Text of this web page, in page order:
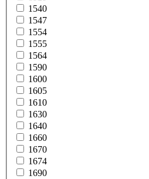
1540
1547
1554
1555
1564
1590
1600
1605
1610
1630
1640
1660
1670
1674
1690